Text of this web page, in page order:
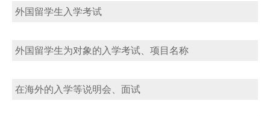
外国留学生入学考试
外国留学生为对象的入学考试、项目名称
在海外的入学等说明会、面试